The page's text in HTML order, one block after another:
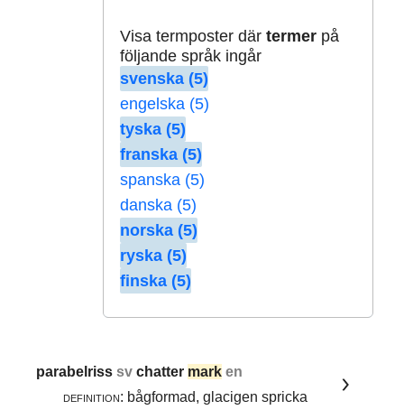
Visa termposter där termerpå
följande språk ingår
svenska (5)
engelska (5)
tyska (5)
franska (5)
spanska (5)
danska (5)
norska (5)
ryska (5)
finska (5)
parabelrisssvchatter mark en
definition: bågformad, glacigen spricka